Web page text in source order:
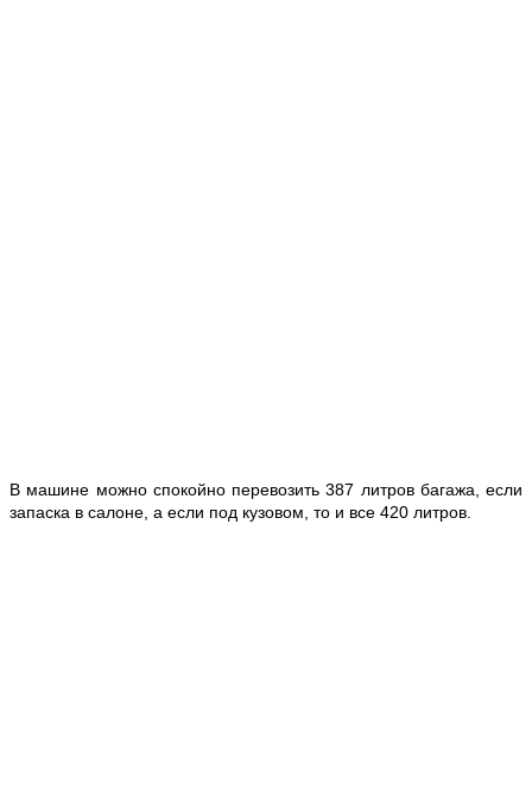
В машине можно спокойно перевозить 387 литров багажа, если
запаска в салоне, а если под кузовом, то и все 420 литров.